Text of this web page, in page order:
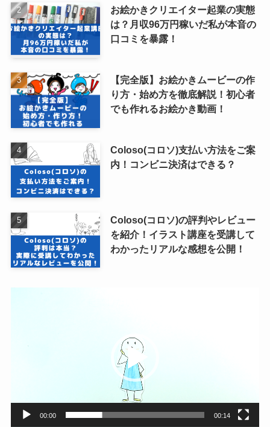
お絵かきクリエイター起業の実態
は？月収96万円稼いだ私が本音の
口コミを暴露！
【完全版】お絵かきムービーの作
り方・始め方を徹底解説！初心者
でも作れるお絵かき動画！
Coloso(コロソ)支払い方法をご案
内！コンビニ決済はできる？
Coloso(コロソ)の評判やレビュー
を紹介！イラスト講座を受講して
わかったリアルな感想を公開！
00:00 00:14